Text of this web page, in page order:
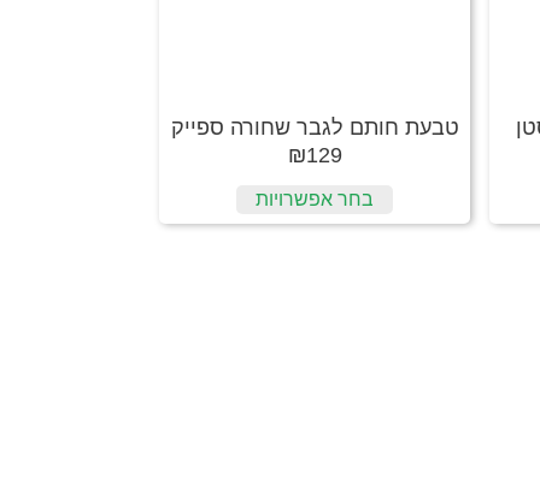
טבעת חותם לגבר שחורה ספייק
₪129
בחר אפשרויות